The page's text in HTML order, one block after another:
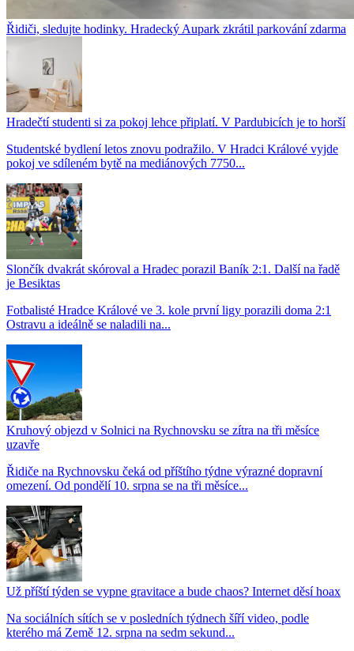
Řidiči, sledujte hodinky. Hradecký Aupark zkrátil parkování zdarma
Hradečtí studenti si za pokoj lehce připlatí. V Pardubicích je to horší
Studentské bydlení letos znovu podražilo. V Hradci Králové vyjde
pokoj ve sdíleném bytě na mediánových 7750...
Slončík dvakrát skóroval a Hradec porazil Baník 2:1. Další na řadě
je Besiktas
Fotbalisté Hradce Králové ve 3. kole první ligy porazili doma 2:1
Ostravu a ideálně se naladili na...
Kruhový objezd v Solnici na Rychnovsku se zítra na tři měsíce
uzavře
Řidiče na Rychnovsku čeká od příštího týdne výrazné dopravní
omezení. Od pondělí 10. srpna se na tři měsíce...
Už příští týden se vypne gravitace a bude chaos? Internet děsí hoax
Na sociálních sítích se v posledních týdnech šíří video, podle
kterého má Země 12. srpna na sedm sekund...